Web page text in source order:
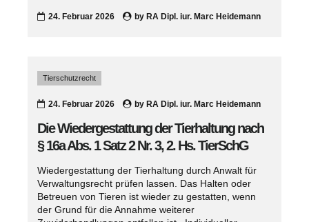
24. Februar 2026 by RA Dipl. iur. Marc Heidemann
Tierschutzrecht
24. Februar 2026 by RA Dipl. iur. Marc Heidemann
Die Wiedergestattung der Tierhaltung nach
§ 16a Abs. 1 Satz 2 Nr. 3, 2. Hs. TierSchG
Wiedergestattung der Tierhaltung durch Anwalt für
Verwaltungsrecht prüfen lassen. Das Halten oder
Betreuen von Tieren ist wieder zu gestatten, wenn
der Grund für die Annahme weiterer